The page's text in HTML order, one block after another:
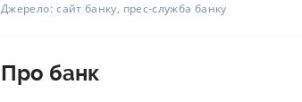
Джерело: сайт банку, прес-служба банку
Про банк